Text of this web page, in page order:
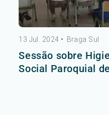
13 Jul. 2024 • Braga Sul
Sessão sobre
Social Paroquial